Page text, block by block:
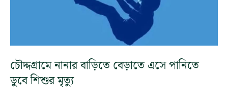
চৌদ্দগ্রামে নানার বাড়িতে বেড়াতে এসে পানিতে
ডুবে শিশুর মৃত্যু